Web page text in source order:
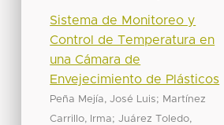
Sistema de Monitoreo y
Control de Temperatura en
una Cámara de
Envejecimiento de Plásticos
Peña Mejía, José Luis; Martínez
Carrillo, Irma;Juárez Toledo,